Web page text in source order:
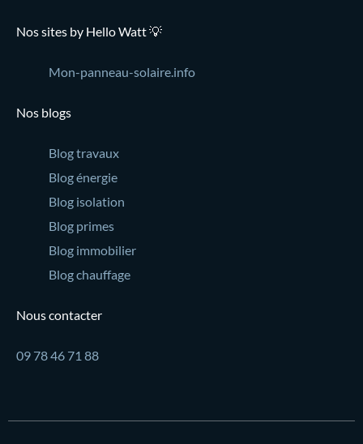
Nos sites by Hello Watt 💡
Mon-panneau-solaire.info
Nos blogs
Blog travaux
Blog énergie
Blog isolation
Blog primes
Blog immobilier
Blog chauffage
Nous contacter
09 78 46 71 88